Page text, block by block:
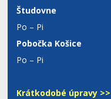
Študovne
Po – Pi
Pobočka Košice
Po – Pi
Krátkodobé úpravy >>